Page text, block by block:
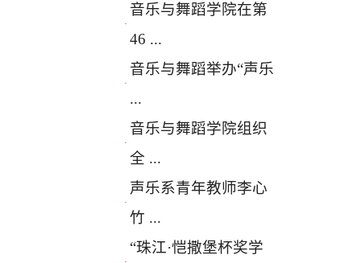
·
音乐与舞蹈学院在第
46 ...
·
音乐与舞蹈举办“声乐
...
·
音乐与舞蹈学院组织
全 ...
·
声乐系青年教师李心
竹 ...
“珠江·恺撒堡杯奖学